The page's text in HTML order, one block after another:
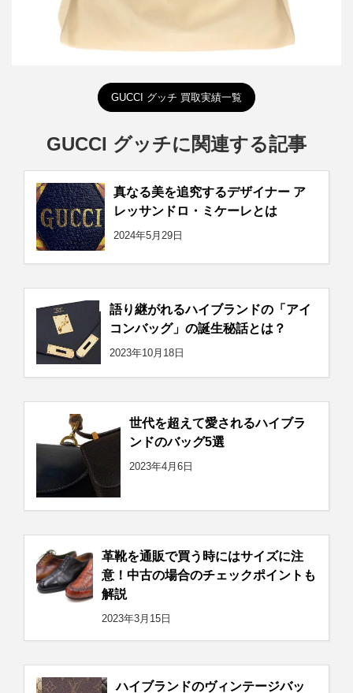
GUCCI グッチ 買取実績一覧
GUCCI グッチに関連する記事
真なる美を追究するデザイナー ア
レッサンドロ・ミケーレとは
2024年5月29日
語り継がれるハイブランドの「アイ
コンバッグ」の誕生秘話とは？
2023年10月18日
世代を超えて愛されるハイブラ
ンドのバッグ5選
2023年4月6日
革靴を通販で買う時にはサイズに注
意！中古の場合のチェックポイントも
解説
2023年3月15日
ハイブランドのヴィンテージバッ